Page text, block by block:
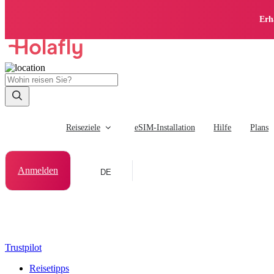
Reiseziele eSIM-Installation Hilfe Plans
Anmelden DE
Trustpilot
Reisetipps